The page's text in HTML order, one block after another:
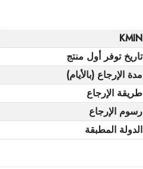
KMIN
تاريخ توفر أول منتج
مدة الإرجاع (بالأيام)
طريقة الإرجاع
رسوم الإرجاع
الدولة المطبقة